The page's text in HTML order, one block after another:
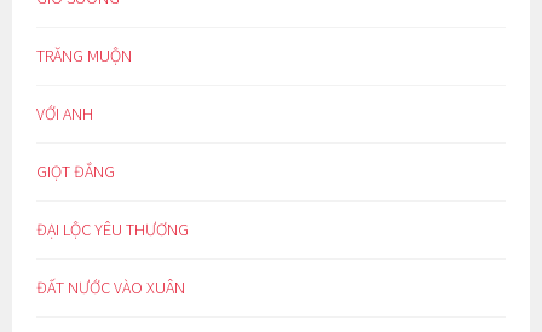
TRĂNG MUỘN
VỚI ANH
GIỌT ĐẮNG
ĐẠI LỘC YÊU THƯƠNG
ĐẤT NƯỚC VÀO XUÂN